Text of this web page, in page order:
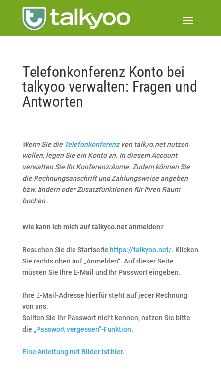
Telefonkonferenz Konto bei
talkyoo verwalten: Fragen und
Antworten
Wenn Sie die Telefonkonferenzvon talkyo.net nutzen
wollen, legen Sie ein Konto an. In diesem Account
verwalten Sie Ihr Konferenzräume. Zudem können Sie
die Rechnungsanschrift und Zahlungsweise angeben
bzw. ändern oder Zusatzfunktionen für Ihren Raum
buchen .
Wie kann ich mich auf talkyoo.net anmelden?
Besuchen Sie die Startseite https://talkyoo.net/. Klicken
Sie rechts oben auf „Anmelden“. Auf dieser Seite
müssen Sie Ihre E-Mail und Ihr Passwort eingeben.
Ihre E-Mail-Adresse hierfür steht auf jeder Rechnung
von uns.
Sollten Sie Ihr Passwort nicht kennen, nutzen Sie bitte
die „Passwort vergessen"-Funktion.
Eine Anleitung mit Bilder ist hier.